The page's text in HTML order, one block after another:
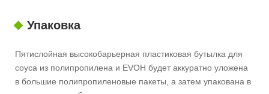
Упаковка
Пятислойная высокобарьерная пластиковая бутылка для
соуса из полипропилена и EVOH будет аккуратно уложена
в большие полипропиленовые пакеты, а затем упакована в